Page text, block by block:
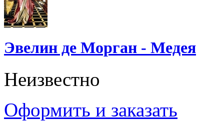
Эвелин де Морган - Медея
Неизвестно
Оформить и заказать